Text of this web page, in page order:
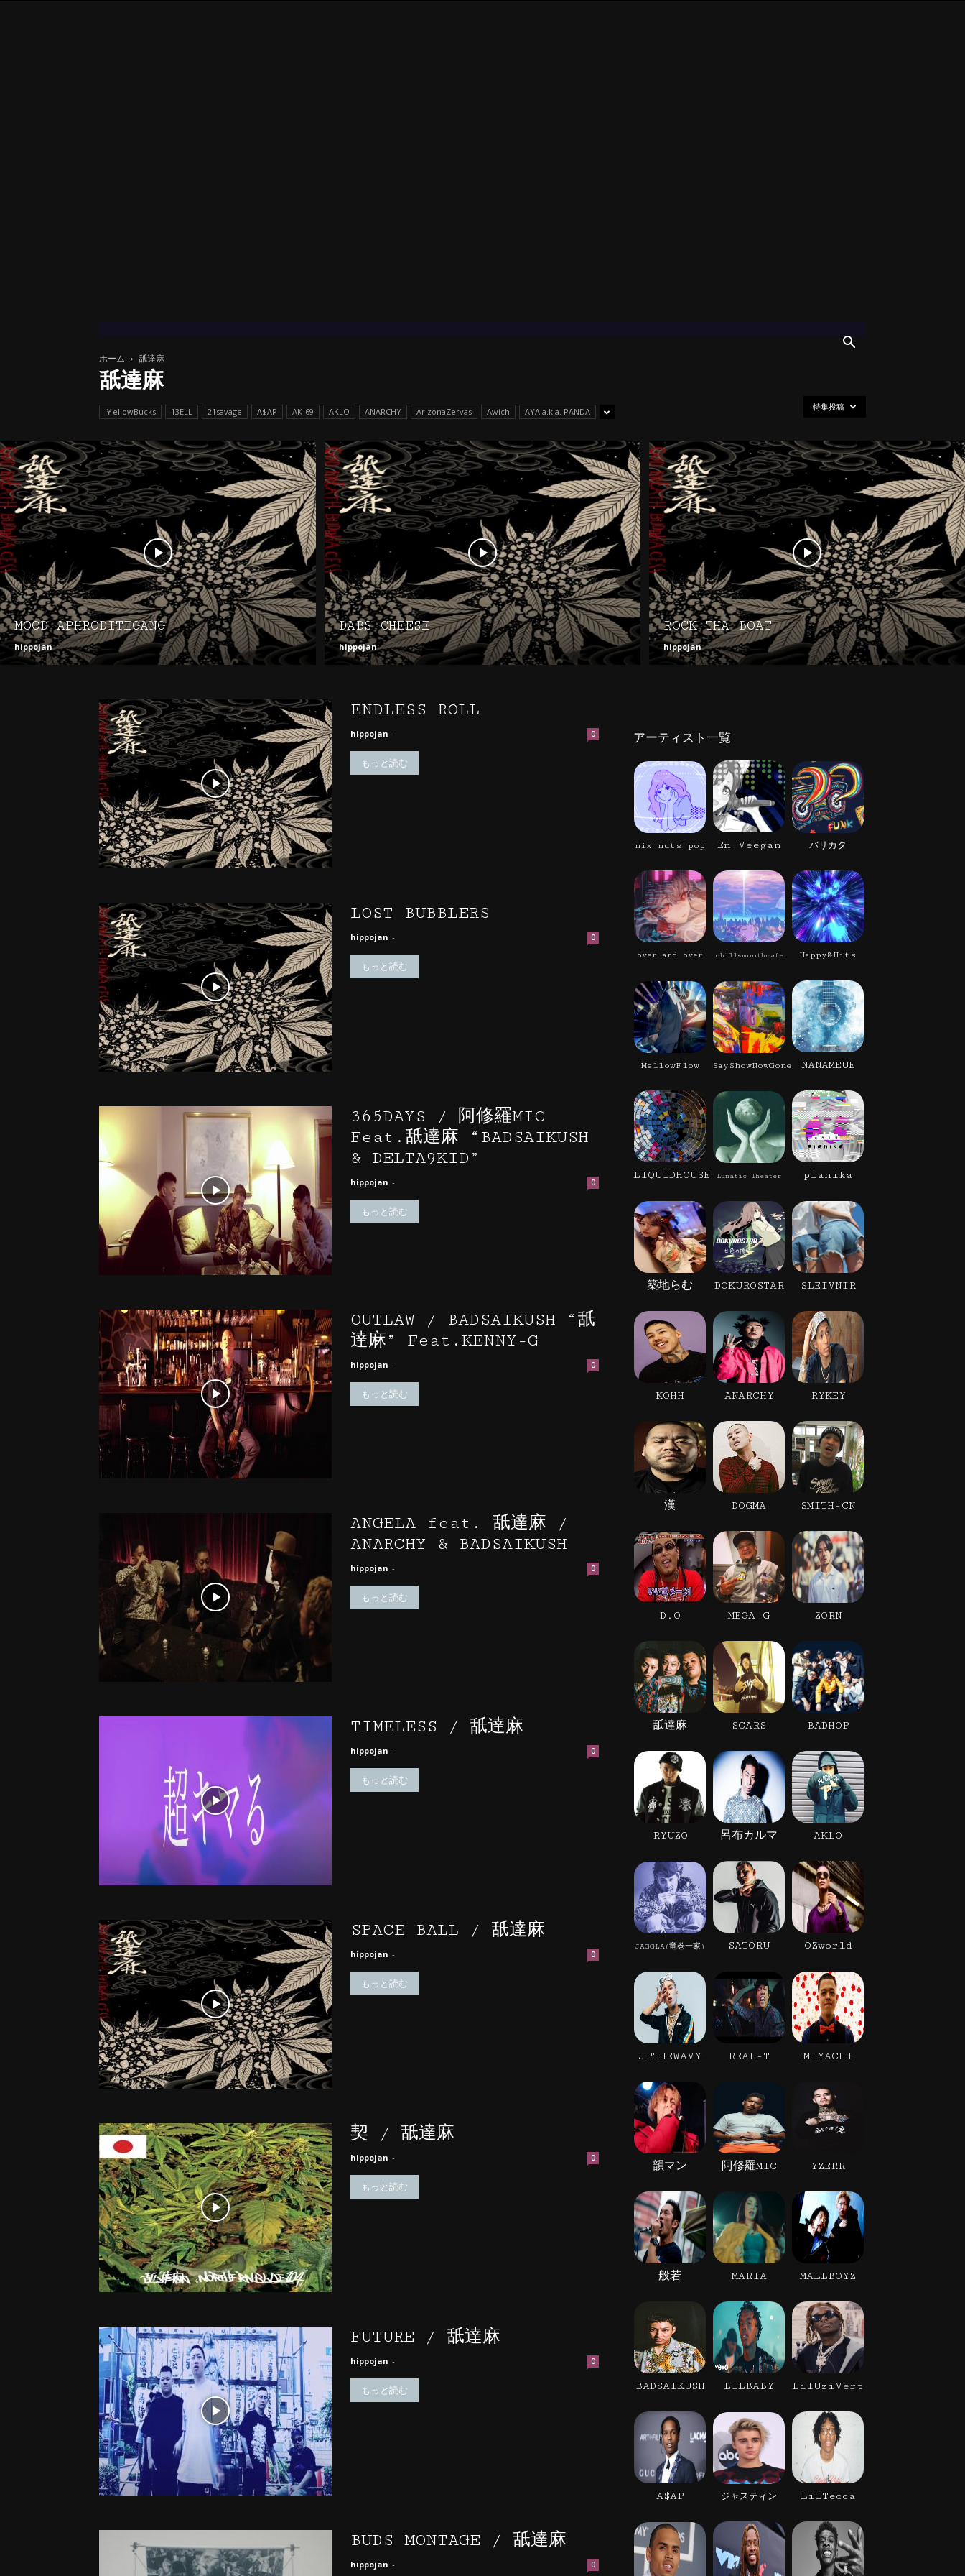
ホーム 舐達麻
舐達麻
￥ellowBucks 13ELL 21savage A$AP AK-69 AKLO ANARCHY ArizonaZervas Awich AYA a.k.a. PANDA 特集投稿
MOOD APHRODITEGANG
hippojan -
DABS CHEESE
hippojan -
ROCK THA BOAT
hippojan -
ENDLESS ROLL
hippojan - 0
もっと読む
LOST BUBBLERS
hippojan - 0
もっと読む
365DAYS / 阿修羅MIC
Feat.舐達麻 “BADSAIKUSH
& DELTA9KID”
hippojan - 0
もっと読む
OUTLAW / BADSAIKUSH “舐
達麻” Feat.KENNY-G
hippojan - 0
もっと読む
ANGELA feat. 舐達麻 /
ANARCHY & BADSAIKUSH
hippojan - 0
もっと読む
TIMELESS / 舐達麻
hippojan - 0
もっと読む
SPACE BALL / 舐達麻
hippojan - 0
もっと読む
契 / 舐達麻
hippojan - 0
もっと読む
FUTURE / 舐達麻
hippojan - 0
もっと読む
BUDS MONTAGE / 舐達麻
hippojan - 0
アーティスト一覧
mix nuts pop En Veegan バリカタ
over and over chillsmoothcafe Happy&Hits
MellowFlow SayShowNowGone NANAMEUE
LIQUIDHOUSE Lunatic Theater pianika
築地らむ DOKUROSTAR SLEIVNIR
KOHH ANARCHY RYKEY
漢 DOGMA SMITH-CN
D.O MEGA-G ZORN
舐達麻 SCARS BADHOP
RYUZO 呂布カルマ AKLO
JAGGLA(竜巻一家) SATORU OZworld
JPTHEWAVY REAL-T MIYACHI
韻マン 阿修羅MIC YZERR
般若 MARIA MALLBOYZ
BADSAIKUSH LILBABY LilUziVert
A$AP ジャスティン LilTecca